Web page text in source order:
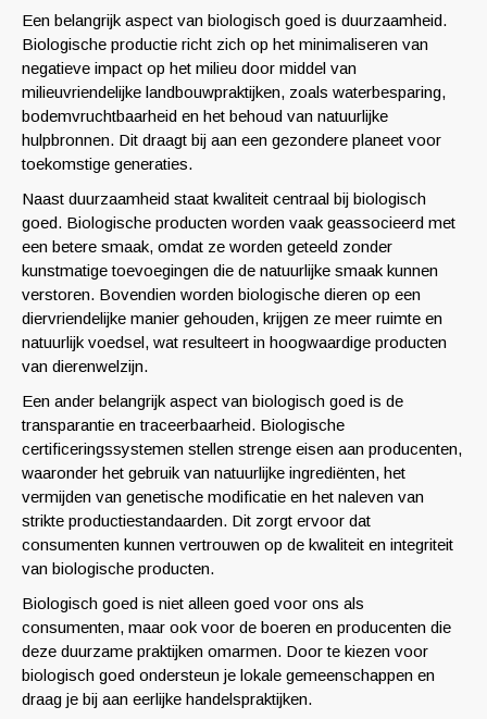
Een belangrijk aspect van biologisch goed is duurzaamheid.
Biologische productie richt zich op het minimaliseren van
negatieve impact op het milieu door middel van
milieuvriendelijke landbouwpraktijken, zoals waterbesparing,
bodemvruchtbaarheid en het behoud van natuurlijke
hulpbronnen. Dit draagt bij aan een gezondere planeet voor
toekomstige generaties.
Naast duurzaamheid staat kwaliteit centraal bij biologisch
goed. Biologische producten worden vaak geassocieerd met
een betere smaak, omdat ze worden geteeld zonder
kunstmatige toevoegingen die de natuurlijke smaak kunnen
verstoren. Bovendien worden biologische dieren op een
diervriendelijke manier gehouden, krijgen ze meer ruimte en
natuurlijk voedsel, wat resulteert in hoogwaardige producten
van dierenwelzijn.
Een ander belangrijk aspect van biologisch goed is de
transparantie en traceerbaarheid. Biologische
certificeringssystemen stellen strenge eisen aan producenten,
waaronder het gebruik van natuurlijke ingrediënten, het
vermijden van genetische modificatie en het naleven van
strikte productiestandaarden. Dit zorgt ervoor dat
consumenten kunnen vertrouwen op de kwaliteit en integriteit
van biologische producten.
Biologisch goed is niet alleen goed voor ons als
consumenten, maar ook voor de boeren en producenten die
deze duurzame praktijken omarmen. Door te kiezen voor
biologisch goed ondersteun je lokale gemeenschappen en
draag je bij aan eerlijke handelspraktijken.